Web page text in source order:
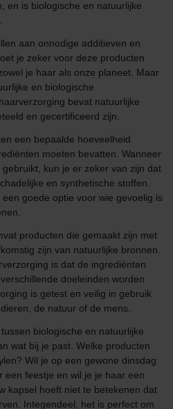
en is biologische en natuurlijke
aan onnodige additieven en
je zeker voor deze producten
je haar als onze planeet. Maar
en biologische
bevat natuurlijke
en gecertificeerd zijn.
een bepaalde hoeveelheid
moeten bevatten. Wanneer
kun je er zeker van zijn dat
en synthetische stoffen.
goede optie voor wie gevoelig is
producten die gemaakt zijn met
zijn van natuurlijke bronnen.
is dat de ingrediënten
doeleinden worden
is getest en veilig in gebruik
de natuur of de mens.
biologische en natuurlijke
wat bij je past. Welke producten
Wil je op een gewone dinsdag
een feestje en wil je je haar een
kapsel hoeft niet te betekenen dat
Integendeel, het is perfect om